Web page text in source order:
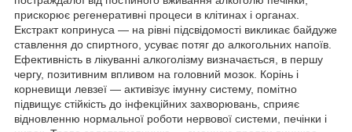
прискорює регенеративні процеси в клітинах і органах.
Екстракт копринуса — на рівні підсвідомості викликає байдуже
ставлення до спиртного, усуває потяг до алкогольних напоїв.
Ефективність в лікуванні алкоголізму визначається, в першу
чергу, позитивним впливом на головний мозок. Корінь і
корневищи левзеї — активізує імунну систему, помітно
підвищує стійкість до інфекційних захворювань, сприяє
відновленню нормальної роботи нервової системи, печінки і